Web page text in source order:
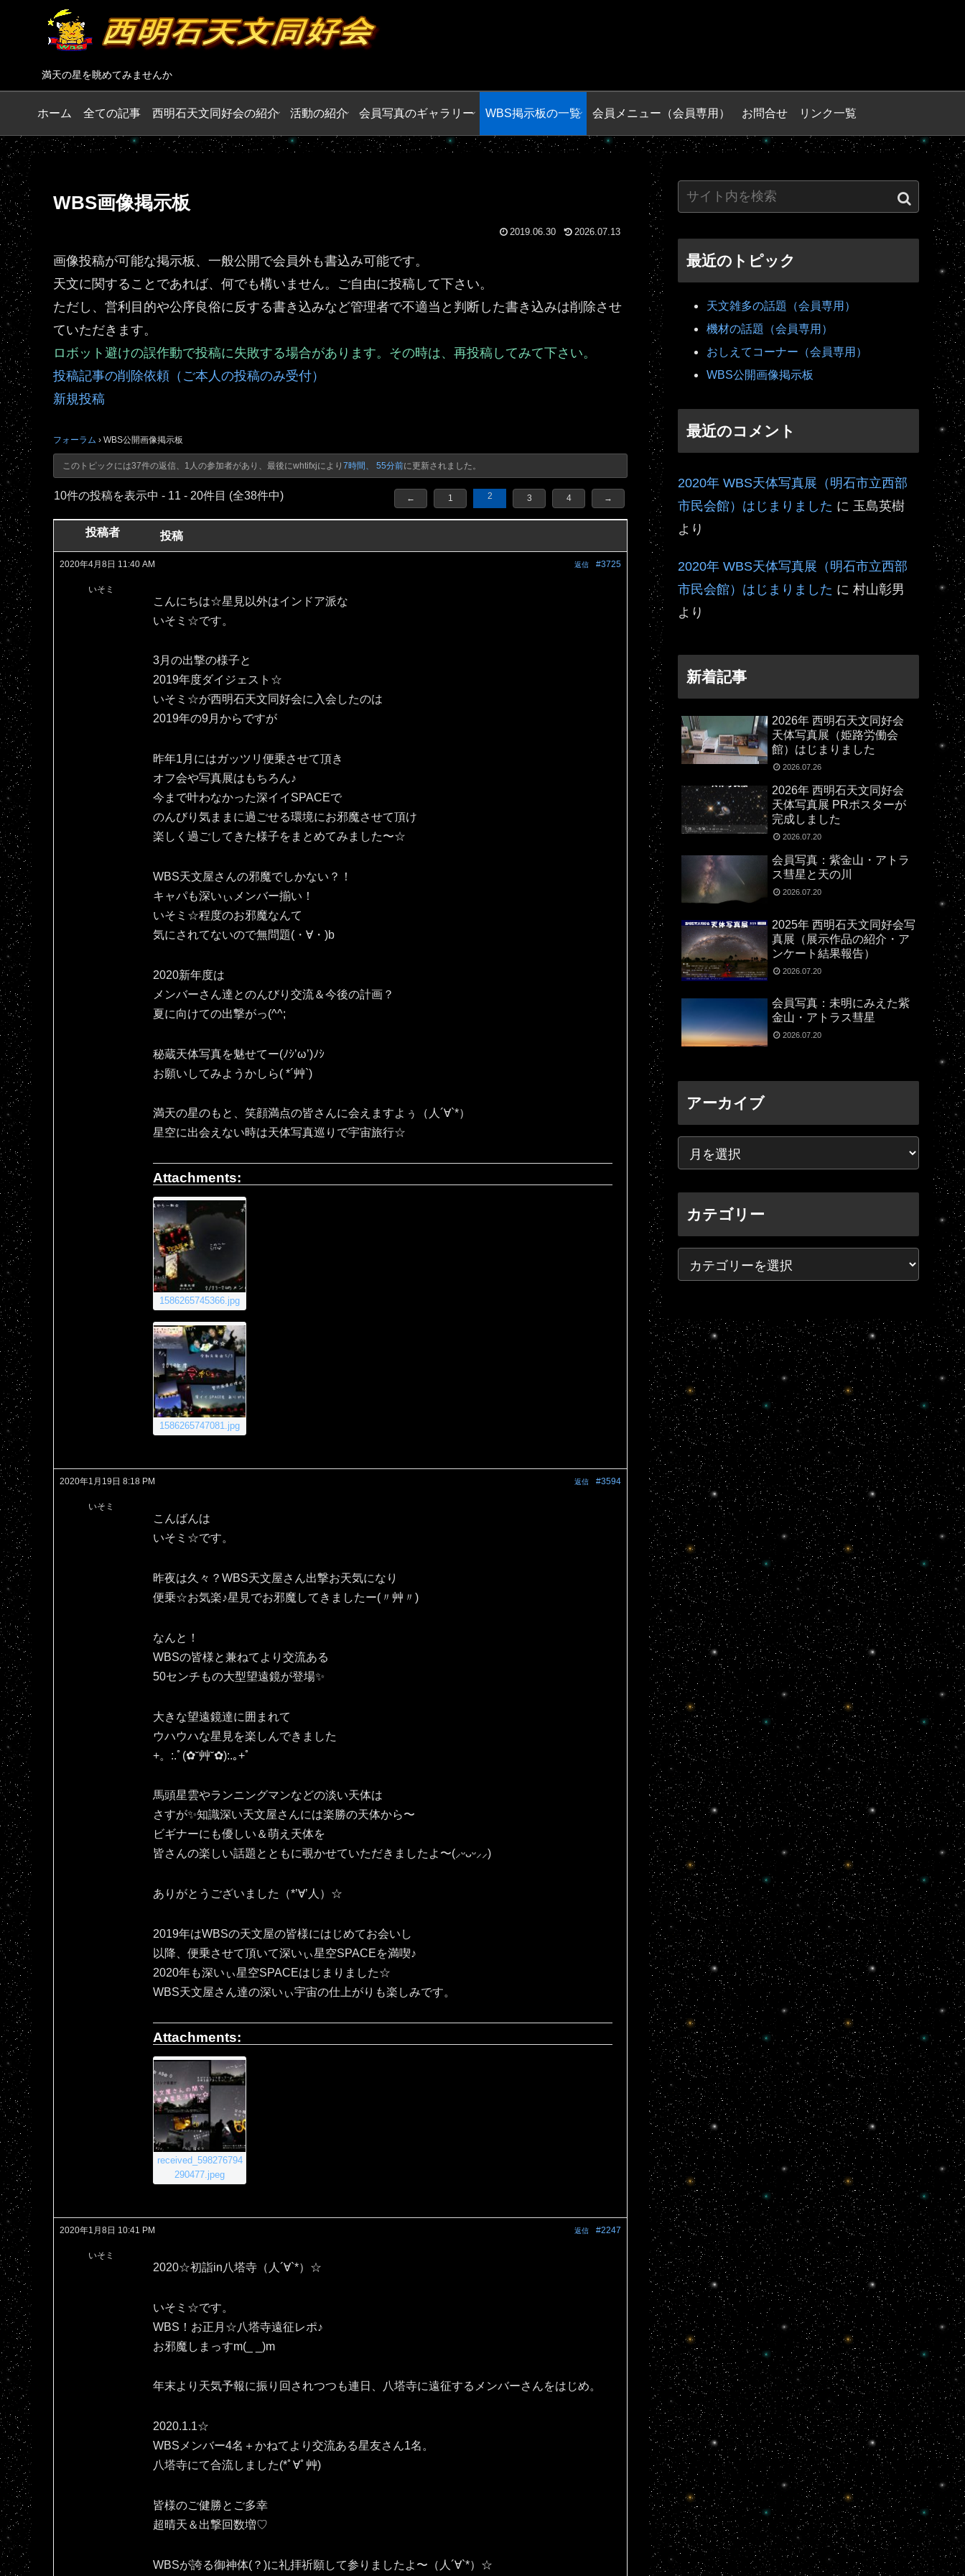
満天の星を眺めてみませんか
ホーム 全ての記事 西明石天文同好会の紹介 活動の紹介 会員写真のギャラリー WBS掲示板の一覧 会員メニュー（会員専用） お問合せ リンク一覧
WBS画像掲示板
2019.06.30 2026.07.13
画像投稿が可能な掲示板、一般公開で会員外も書込み可能です。
天文に関することであれば、何でも構いません。ご自由に投稿して下さい。
ただし、営利目的や公序良俗に反する書き込みなど管理者で不適当と判断した書き込みは削除させ
ていただきます。
ロボット避けの誤作動で投稿に失敗する場合があります。その時は、再投稿してみて下さい。
投稿記事の削除依頼（ご本人の投稿のみ受付）
新規投稿
フォーラム › WBS公開画像掲示板
このトピックには37件の返信、1人の参加者があり、最後にwhtifxjにより 7時間、 55分前に更新されました。
10件の投稿を表示中 - 11 - 20件目 (全38件中) ← 1 2 3 4 →
投稿者 投稿
2020年4月8日 11:40 AM #3725
返信
いそミ
こんにちは☆星見以外はインドア派な
いそミ☆です。
3月の出撃の様子と
2019年度ダイジェスト☆
いそミ☆が西明石天文同好会に入会したのは
2019年の9月からですが
昨年1月にはガッツリ便乗させて頂き
オフ会や写真展はもちろん♪
今まで叶わなかった深イイSPACEで
のんびり気ままに過ごせる環境にお邪魔させて頂け
楽しく過ごしてきた様子をまとめてみました〜☆
WBS天文屋さんの邪魔でしかない？！
キャパも深いぃメンバー揃い！
いそミ☆程度のお邪魔なんて
気にされてないので無問題(・∀・)b
2020新年度は
メンバーさん達とのんびり交流＆今後の計画？
夏に向けての出撃がっ(^^;
秘蔵天体写真を魅せてー(ﾉｼ’ω’)ﾉｼ
お願いしてみようかしら( *´艸`)
満天の星のもと、笑顔満点の皆さんに会えますよぅ（人´∀`*）
星空に出会えない時は天体写真巡りで宇宙旅行☆
Attachments:
1586265745366.jpg
1586265747081.jpg
2020年1月19日 8:18 PM #3594
返信
いそミ
こんばんは
いそミ☆です。
昨夜は久々？WBS天文屋さん出撃お天気になり
便乗☆お気楽♪星見でお邪魔してきましたー(〃艸〃)
なんと！
WBSの皆様と兼ねてより交流ある
50センチもの大型望遠鏡が登場✨
大きな望遠鏡達に囲まれて
ウハウハな星見を楽しんできました
+。:.ﾟ(✿˘艸˘✿):.｡+ﾟ
馬頭星雲やランニングマンなどの淡い天体は
さすが✨知識深い天文屋さんには楽勝の天体から〜
ビギナーにも優しい＆萌え天体を
皆さんの楽しい話題とともに覗かせていただきましたよ〜(⸝ᵕᴗᵕ⸝⸝)
ありがとうございました（*’∀’人）☆
2019年はWBSの天文屋の皆様にはじめてお会いし
以降、便乗させて頂いて深いぃ星空SPACEを満喫♪
2020年も深いぃ星空SPACEはじまりました☆
WBS天文屋さん達の深いぃ宇宙の仕上がりも楽しみです。
Attachments:
received_598276794
290477.jpeg
2020年1月8日 10:41 PM #2247
返信
いそミ
2020☆初詣in八塔寺（人´∀`*）☆
いそミ☆です。
WBS！お正月☆八塔寺遠征レポ♪
お邪魔しまっすm(_ _)m
年末より天気予報に振り回されつつも連日、八塔寺に遠征するメンバーさんをはじめ。
2020.1.1☆
WBSメンバー4名＋かねてより交流ある星友さん1名。
八塔寺にて合流しました(*ﾟ∀ﾟ艸)
皆様のご健勝とご多幸
超晴天＆出撃回数増♡
WBSが誇る御神体(？)に礼拝祈願して参りましたよ〜（人´∀`*）☆
最近のトピック
天文雑多の話題（会員専用）
機材の話題（会員専用）
おしえてコーナー（会員専用）
WBS公開画像掲示板
最近のコメント
2020年 WBS天体写真展（明石市立西部
市民会館）はじまりました に 玉島英樹
より
2020年 WBS天体写真展（明石市立西部
市民会館）はじまりました に 村山彰男
より
新着記事
2026年 西明石天文同好会
天体写真展（姫路労働会
館）はじまりました
2026.07.26
2026年 西明石天文同好会
天体写真展 PRポスターが
完成しました
2026.07.20
会員写真：紫金山・アトラ
ス彗星と天の川
2026.07.20
2025年 西明石天文同好会写
真展（展示作品の紹介・ア
ンケート結果報告）
2026.07.20
会員写真：未明にみえた紫
金山・アトラス彗星
2026.07.20
アーカイブ
カテゴリー